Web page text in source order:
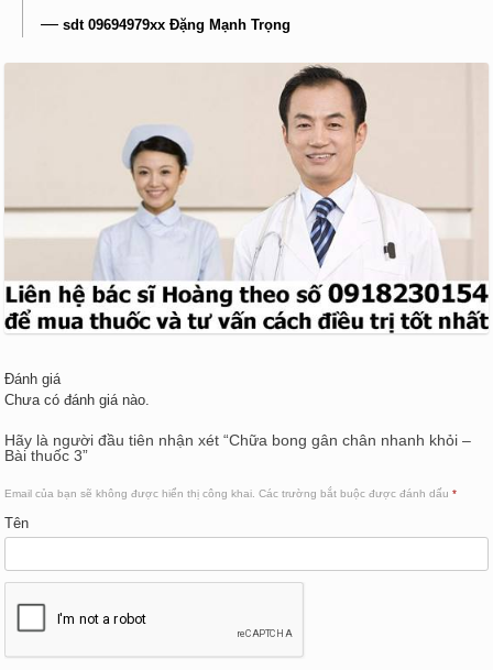
—sdt 09694979xx Đặng Mạnh Trọng
Đánh giá
Chưa có đánh giá nào.
Hãy là người đầu tiên nhận xét “Chữa bong gân chân nhanh khỏi –
Bài thuốc 3”
Email của bạn sẽ không được hiển thị công khai. Các trường bắt buộc được đánh dấu*
Tên